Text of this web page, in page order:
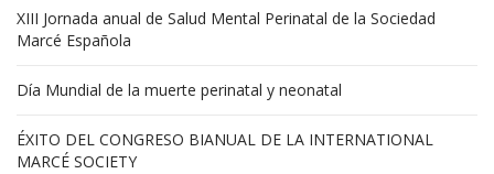
XIII Jornada anual de Salud Mental Perinatal de la Sociedad
Marcé Española
Día Mundial de la muerte perinatal y neonatal
ÉXITO DEL CONGRESO BIANUAL DE LA INTERNATIONAL
MARCÉ SOCIETY